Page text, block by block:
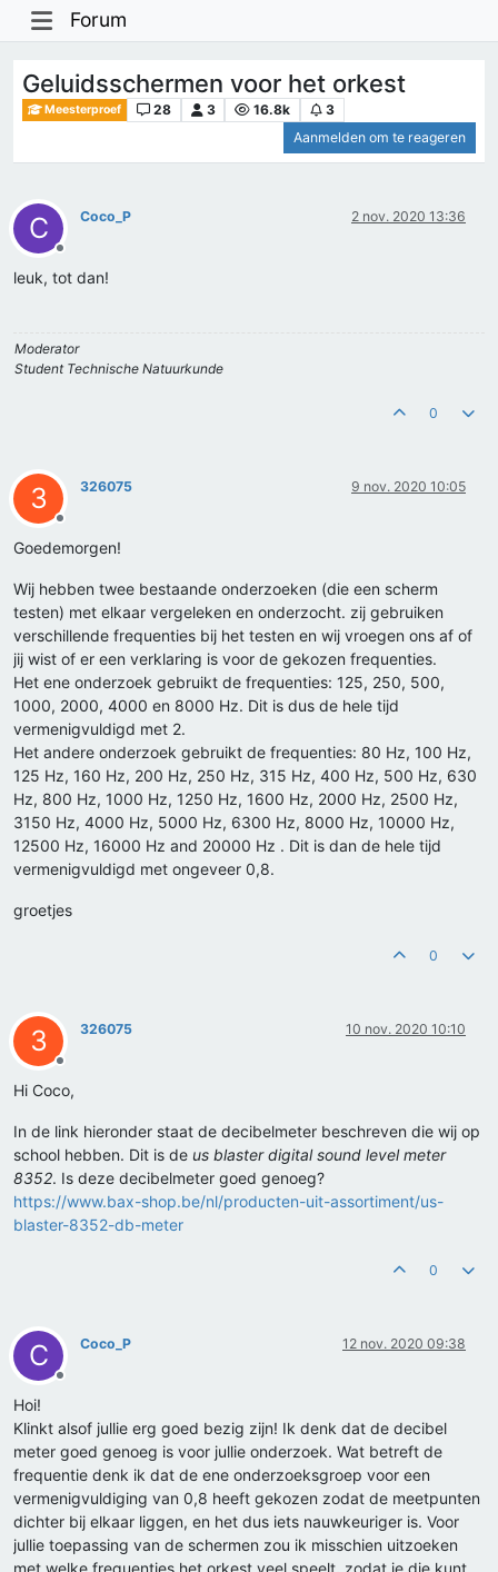
Forum
Geluidsschermen voor het orkest
Meesterproef 28 3 16.8k
3
Aanmelden om te reageren
C
Offline
Coco_P 2 nov. 2020 13:36
leuk, tot dan!
Moderator
Student Technische Natuurkunde
0
3
Offline
326075 9 nov. 2020 10:05
Goedemorgen!
Wij hebben twee bestaande onderzoeken (die een scherm
testen) met elkaar vergeleken en onderzocht. zij gebruiken
verschillende frequenties bij het testen en wij vroegen ons af of
jij wist of er een verklaring is voor de gekozen frequenties.
Het ene onderzoek gebruikt de frequenties: 125, 250, 500,
1000, 2000, 4000 en 8000 Hz. Dit is dus de hele tijd
vermenigvuldigd met 2.
Het andere onderzoek gebruikt de frequenties: 80 Hz, 100 Hz,
125 Hz, 160 Hz, 200 Hz, 250 Hz, 315 Hz, 400 Hz, 500 Hz, 630
Hz, 800 Hz, 1000 Hz, 1250 Hz, 1600 Hz, 2000 Hz, 2500 Hz,
3150 Hz, 4000 Hz, 5000 Hz, 6300 Hz, 8000 Hz, 10000 Hz,
12500 Hz, 16000 Hz and 20000 Hz . Dit is dan de hele tijd
vermenigvuldigd met ongeveer 0,8.
groetjes
0
3
Offline
326075 10 nov. 2020 10:10
Hi Coco,
In de link hieronder staat de decibelmeter beschreven die wij op
school hebben. Dit is de us blaster digital sound level meter
8352. Is deze decibelmeter goed genoeg?
https://www.bax-shop.be/nl/producten-uit-assortiment/us-
blaster-8352-db-meter
0
C
Offline
Coco_P 12 nov. 2020 09:38
Hoi!
Klinkt alsof jullie erg goed bezig zijn! Ik denk dat de decibel
meter goed genoeg is voor jullie onderzoek. Wat betreft de
frequentie denk ik dat de ene onderzoeksgroep voor een
vermenigvuldiging van 0,8 heeft gekozen zodat de meetpunten
dichter bij elkaar liggen, en het dus iets nauwkeuriger is. Voor
jullie toepassing van de schermen zou ik misschien uitzoeken